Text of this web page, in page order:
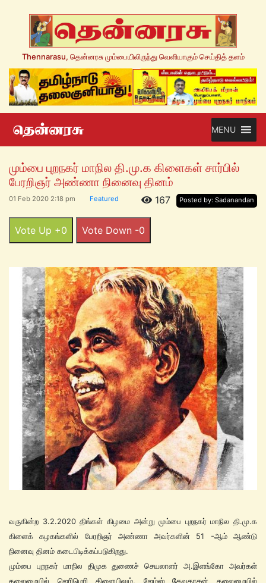
Thennarasu, தென்னரசு மும்பையிலிருந்து வெளியாகும் செய்தித் தளம்
MENU
மும்பை புறநகர் மாநில தி.மு.க கிளைகள் சார்பில்
பேரறிஞர் அண்ணா நினைவு தினம்
01 Feb 2020 2:18 pm Featured Posted by: Sadanandan
167
Vote Up +0 Vote Down -0
வருகின்ற 3.2.2020 திங்கள் கிழமை அன்று மும்பை புறநகர் மாநில தி.மு.க
கிளைக் கழகங்களில் பேரறிஞர் அண்ணா அவர்களின் 51 -ஆம்‌ ஆண்டு
நினைவு தினம் கடைபிடிக்கப்படுகிறது.
மும்பை புறநகர் மாநில திமுக துணைச் செயலாளர் அ.இளங்கோ அவர்கள்
தலைமையில் ஜெரிமெரி கிளையிலும், ஜேம்ஸ் தேவதாசன் தலைமையில்